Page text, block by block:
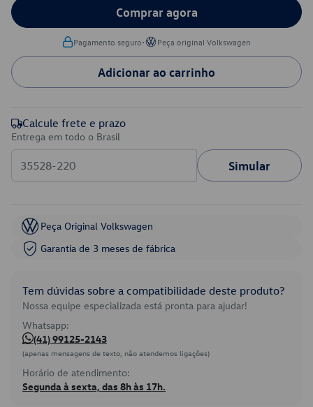
Comprar agora
Pagamento seguro• Peça original Volkswagen
Adicionar ao carrinho
Calcule frete e prazo
Entrega em todo o Brasil
Simular
Peça Original Volkswagen
Garantia de 3 meses de fábrica
Tem dúvidas sobre a compatibilidade deste produto?
Nossa equipe especializada está pronta para ajudar!
Whatsapp:
(41) 99125-2143
(apenas mensagens de texto, não atendemos ligações)
Horário de atendimento:
Segunda à sexta, das 8h às 17h.